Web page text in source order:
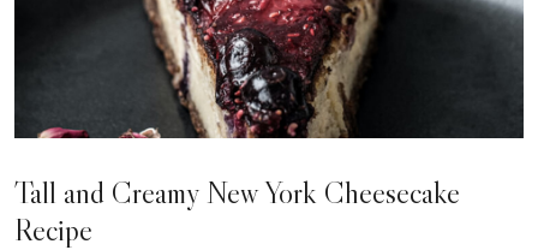
Tall and Creamy New York Cheesecake
Recipe